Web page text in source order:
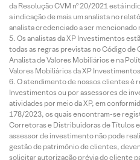
da Resolução CVM nº 20/2021 está
a indicação de mais um analista no
analista credenciado a ser mencionado
Os analistas da XP Investimentos
todas as regras previstas no Código de
Analista de Valores Mobiliários e na
Valores Mobiliários da XP
O atendimento de nossos clientes é
Investimentos ou por assessores de
atividades por meio da XP, em
178/2023, os quais encontram-se
Corretoras e Distribuidoras de Títulos
assessor de investimento não pode
gestão de patrimônio de clientes,
solicitar autorização prévia do cliente